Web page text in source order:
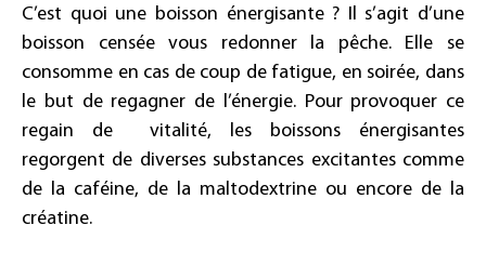
C’est quoi une boisson énergisante ? Il s’agit d’une
boisson censée vous redonner la pêche. Elle se
consomme en cas de coup de fatigue, en soirée, dans
le but de regagner de l’énergie. Pour provoquer ce
regain de vitalité, les boissons énergisantes
regorgent de diverses substances excitantes comme
de la caféine, de la maltodextrine ou encore de la
créatine.